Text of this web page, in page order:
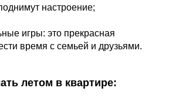
настроение;
игры: это прекрасная
время с семьей и друзьями.
летом в квартире: